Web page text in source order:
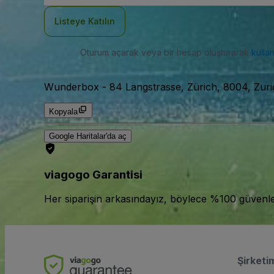
Listeye Katılın
Oturum açarak veya bir hesap oluşturarak
Wunderbox - 84 Langstrasse, Zürich, 8004,
Kopyala
Google Haritalar'da aç
viagogo Garantisi
Her siparişin arkasındayız, böylece %100